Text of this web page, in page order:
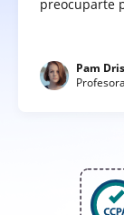
preocuparte
Pam
Profesora